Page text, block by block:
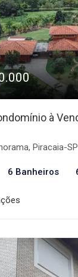
à
Piracaia-SP
6 Banheiros